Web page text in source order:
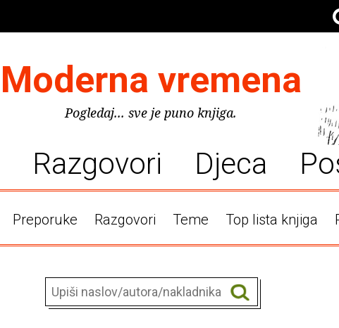
Moderna vremena
Pogledaj... sve je puno knjiga.
Razgovori Djeca
Preporuke Razgovori Teme Top lista knjiga